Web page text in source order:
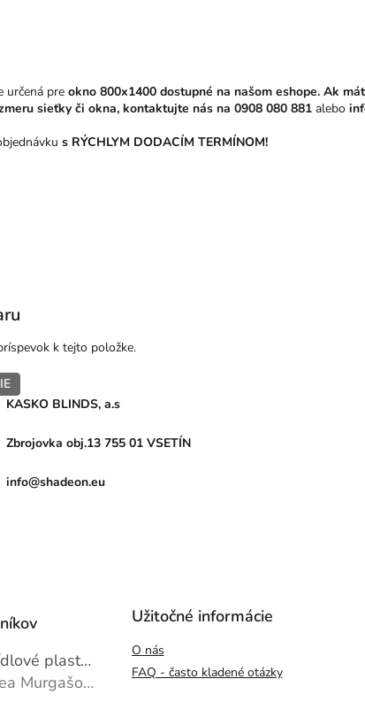
určená pre okno 800x1400 dostupné na našom eshope. Ak
sieťky či okna, kontaktujte nás na 0908 080 881 alebo
s RÝCHLYM DODACÍM TERMÍNOM!
k tejto položke.
KASKO BLINDS, a.s
Zbrojovka obj.13 755 01 VSETÍN
info@shadeon.eu
Jednokrídlové plastové okno WDS 600x1000
produktu je 5 z 5 hviezdičiek.
Andrea Murgašová
Užitočné informácie
O nás
FAQ - často kladené otázky